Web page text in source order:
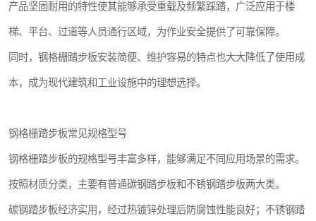
产品坚固耐用的特性使其能够承受重载及频繁踩踏，广泛应用于楼
梯、平台、过道等人员通行区域，为作业安全提供了可靠保障。
同时，钢格栅踏步板安装简便、维护容易的特点也大大降低了使用成
本，成为现代建筑和工业设施中的理想选择。
钢格栅踏步板常见规格型号
钢格栅踏步板的规格型号丰富多样，能够满足不同应用场景的需求。
按照材质分类，主要有普通碳钢踏步板和不锈钢踏步板两大类。
碳钢踏步板经济实用，经过热镀锌处理后防腐蚀性能良好；不锈钢踏